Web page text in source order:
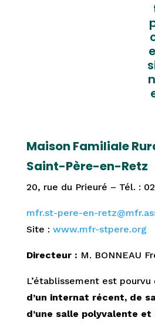
Maison Familiale
Saint-Père-en-Retz
20, rue du Prieuré – Tél. :
mfr.st-pere-en-
Site : www.mfr-stpere.org
Directeur : M. BONNEAU
L’établissement est pourvu
d’un internat récent, de
d’une salle polyvalente et